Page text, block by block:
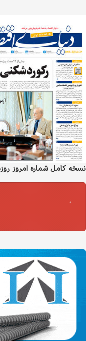
نسخه کامل شماره امروز